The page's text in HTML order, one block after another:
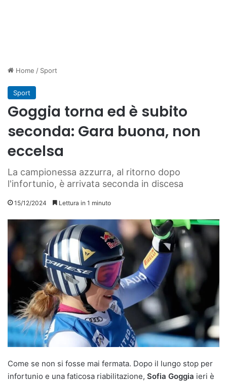
Home / Sport
Sport
Goggia torna ed è subito
seconda: Gara buona, non
eccelsa
La campionessa azzurra, al ritorno dopo
l'infortunio, è arrivata seconda in discesa
15/12/2024 Lettura in 1 minuto
Come se non si fosse mai fermata. Dopo il lungo stop per
infortunio e una faticosa riabilitazione, Sofia Goggia ieri è